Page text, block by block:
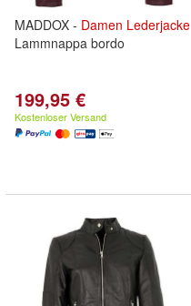
MADDOX - Damen Lederjacke
Lammnappa bordo
199,95 €
Kostenloser Versand